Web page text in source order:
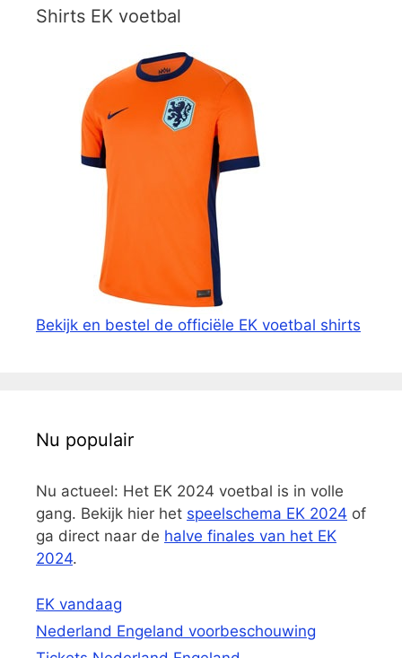
Shirts EK voetbal
Bekijk en bestel de officiële EK voetbal shirts
Nu populair
Nu actueel: Het EK 2024 voetbal is in volle
gang. Bekijk hier het speelschema EK 2024 of
ga direct naar de halve finales van het EK
2024.
EK vandaag
Nederland Engeland voorbeschouwing